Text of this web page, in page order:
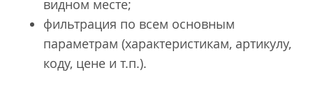
видном месте;
фильтрация по всем основным
параметрам (характеристикам, артикулу,
коду, цене и т.п.).